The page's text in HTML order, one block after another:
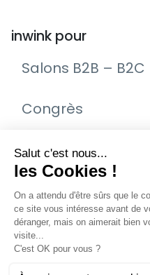
inwink pour
Salons B2B – B2C
Congrès
Remise de prix –
Journée Portes